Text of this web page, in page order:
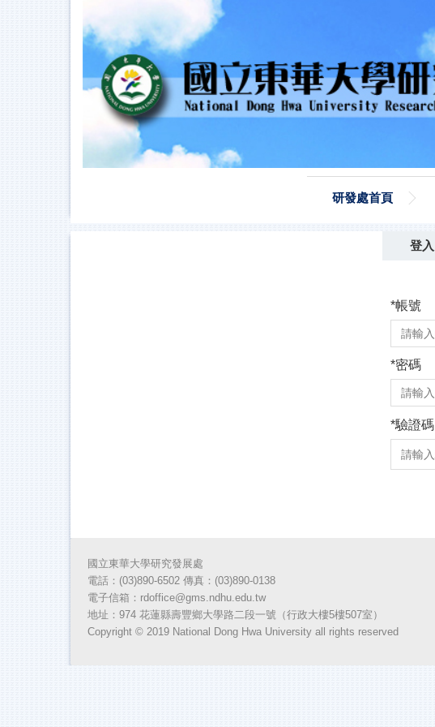
研發處首頁
登入
*帳號
*密碼
*驗證碼
國立東華大學研究發展處
電話：(03)890-6502 傳真：(03)890-0138
電子信箱：rdoffice@gms.ndhu.edu.tw
地址：974 花蓮縣壽豐鄉大學路二段一號（行政大樓5樓507室）
Copyright © 2019 National Dong Hwa University all rights reserved